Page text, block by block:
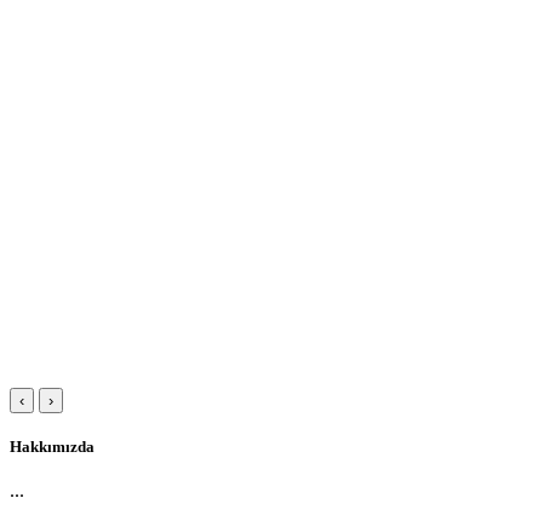
‹ ›
Hakkımızda
...